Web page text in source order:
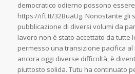
democratico odierno possono
https://ift.tt/32BuaUg. Nonostante gli
pubblicazione di diversi volumi da
lavoro non è stato accettato da tutte
permesso una transizione pacifica
ancora oggi diverse difficoltà, è
piuttosto solida. Tutu ha continuato